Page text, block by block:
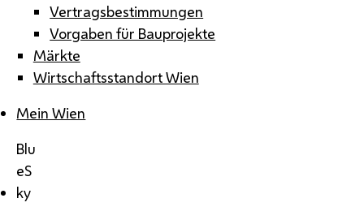
Vertragsbestimmungen
Vorgaben für Bauprojekte
Märkte
Wirtschaftsstandort Wien
Mein Wien
Blu
eS
ky